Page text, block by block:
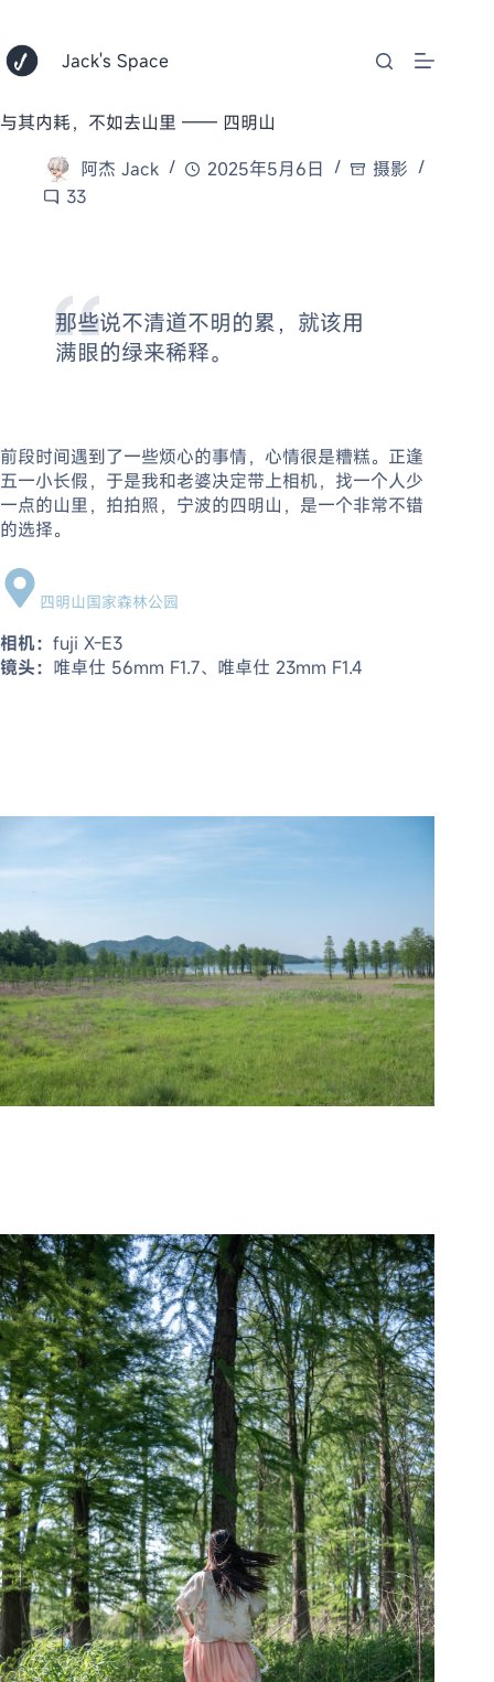
内
Jack's Space
与其内耗，不如去山里 —— 四明山
阿杰 Jack
2025年5月6日
摄影
33
那些说不清道不明的累，就该用
满眼的绿来稀释。
前段时间遇到了一些烦心的事情，心情很是糟糕。正逢
五一小长假，于是我和老婆决定带上相机，找一个人少
一点的山里，拍拍照，宁波的四明山，是一个非常不错
的选择。
四明山国家森林公园
相机： fuji X-E3
镜头： 唯卓仕 56mm F1.7、唯卓仕 23mm F1.4